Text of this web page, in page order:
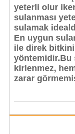
yeterli olur
sulanması
sulamak
En uygun
ile direk
yöntemidir.Bu
kirlenmez,
zarar